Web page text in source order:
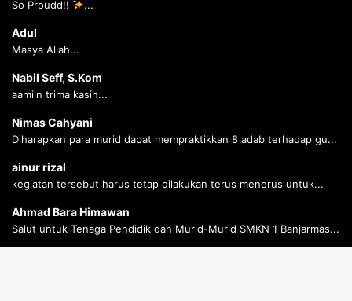
So Proudd!! ...
Adul
Masya Allah...
Nabil Seff, S.Kom
aamiin trima kasih...
Nimas Cahyani
Diharapkan para murid dapat mempraktikkan 8 adab terhadap gu...
ainur rizal
kegiatan tersebut harus tetap dilakukan terus menerus untuk...
Ahmad Bara Himawan
Salut untuk Tenaga Pendidik dan Murid-Murid SMKN 1 Banjarmas...